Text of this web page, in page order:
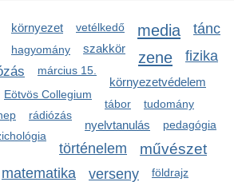
környezet vetélkedő media
hagyomány szakkör zene fizika
március 15.
környezetvédelem
Eötvös Collegium
tánc
tábor tudomány
rádiózás
nyelvtanulás
pedagógia
történelem művészet
matematika verseny földrajz